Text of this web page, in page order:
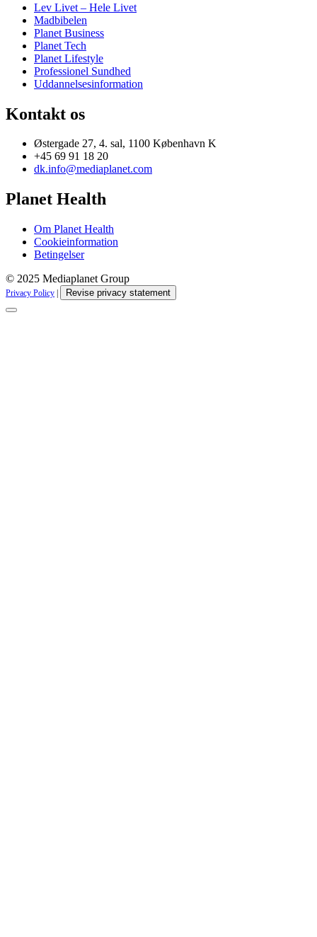
Lev Livet – Hele Livet
Madbibelen
Planet Business
Planet Tech
Planet Lifestyle
Professionel Sundhed
Uddannelsesinformation
Kontakt os
Østergade 27, 4. sal, 1100 København K
+45 69 91 18 20
dk.info@mediaplanet.com
Planet Health
Om Planet Health
Cookieinformation
Betingelser
© 2025 Mediaplanet Group
Privacy Policy Revise privacy statement